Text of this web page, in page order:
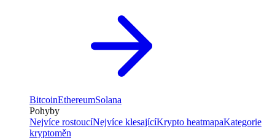
BitcoinEthereumSolana
Pohyby
Nejvíce rostoucíNejvíce klesajícíKrypto heatmapaKategorie
kryptoměn